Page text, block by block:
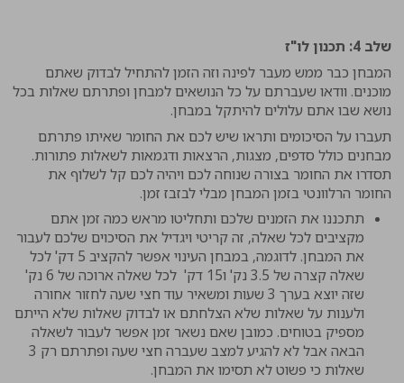
שלב 4: תכנון לו"ז
המבחן כבר ממש מעבר לפינה וזה הזמן להתחיל לבדוק שאתם
מוכנים. וודאו שעברתם על כל הנושאים למבחן ופתרתם שאלות בכל
נושא שבו אתם עלולים להיתקל במבחן.
תעברו על הסיכומים ותראו שיש לכם את החומר שאיתו פתרתם
מבחנים כולל סדפים, מצגות, הרצאות ודגמאות לשאלות פתורות.
תסדרו את החומר בצורה שנוחה לכם ויהיה לכם קל לשלוף את
החומר הרלוונטי בזמן המבחן מבלי לבזבז זמן.
תתכננו את הזמנים שלכם ותחליטו מראש כמה זמן אתם
מקציבים לכל שאלה, זה קריטי ויגדיל את הסיכוים שלכם לעבור
את המבחן. לדוגמה, במבחן העינוי אפשר להקציב 5 דק' לכל
שאלה קצרה של 3.5 נק' ו15 דק' לכל שאלה ארוכה של 6 נק'
שזה יוצא בערך 3 שעות ומשאיר עוד חצי שעה לחזור אחורה
ולענות על שאלות שלא הצלחתם או לבדוק שאלות שלא הייתם
מספיק בטוחים. כמובן שאם נשאר זמן אפשר לעבור לשאלה
הבאה אבל לא להגיע למצב שעברה חצי שעה ופתרתם רק 3
שאלות כי פשוט לא תסימו את המבחן.